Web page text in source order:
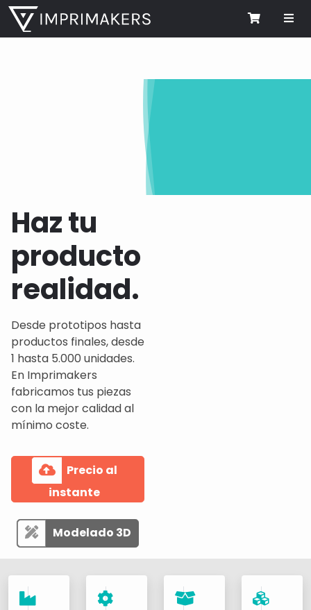
Cart
Haz tu
producto
realidad.
Desde prototipos hasta
productos finales, desde
1 hasta 5.000 unidades.
En Imprimakers
fabricamos tus piezas
con la mejor calidad al
mínimo coste.
Precio al
instante
Modelado 3D